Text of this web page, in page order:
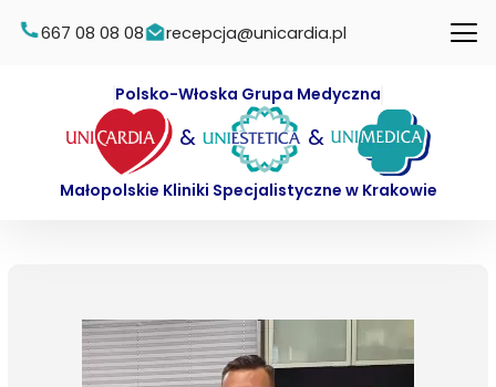
667 08 08 08 recepcja@unicardia.pl
Polsko-Włoska Grupa Medyczna
& &
Małopolskie Kliniki Specjalistyczne w Krakowie